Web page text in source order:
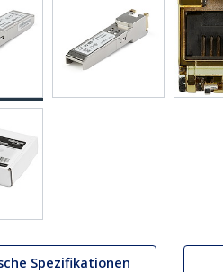
Spezifikationen